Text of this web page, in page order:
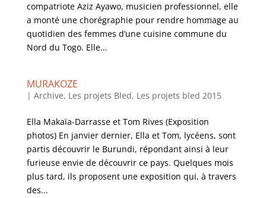
compatriote Aziz Ayawo, musicien professionnel, elle
a monté une chorégraphie pour rendre hommage au
quotidien des femmes d’une cuisine commune du
Nord du Togo. Elle...
MURAKOZE
| Archive, Les projets Bled, Les projets bled 2015
Ella Makaïa-Darrasse et Tom Rives (Exposition
photos) En janvier dernier, Ella et Tom, lycéens, sont
partis découvrir le Burundi, répondant ainsi à leur
furieuse envie de découvrir ce pays. Quelques mois
plus tard, ils proposent une exposition qui, à travers
des...